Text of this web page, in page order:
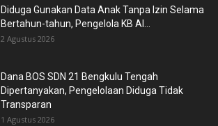
Diduga Gunakan Data Anak Tanpa Izin Selama
Bertahun-tahun, Pengelola KB Al...
2 Agustus 2026
Dana BOS SDN 21 Bengkulu Tengah
Dipertanyakan, Pengelolaan Diduga Tidak
Transparan
1 Agustus 2026